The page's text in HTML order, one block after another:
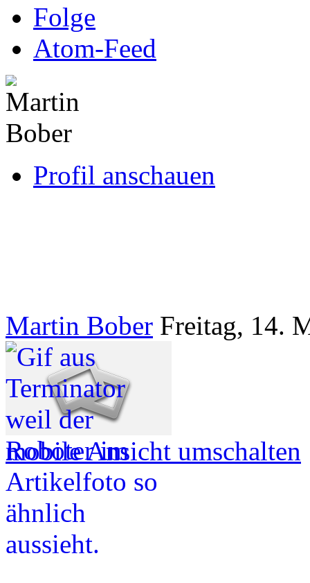
Folge
Atom-Feed
Profil anschauen
Martin Bober Freitag, 14.
mobile Ansicht umschalten